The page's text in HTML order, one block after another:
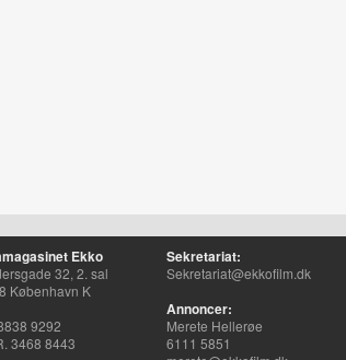
Ekko
32, 2. sal
København K
9292
3468 8443
Sekretariat:
Sekretariat@ekkofilm.dk
Annoncer:
Merete Hellerøe
6111 5851